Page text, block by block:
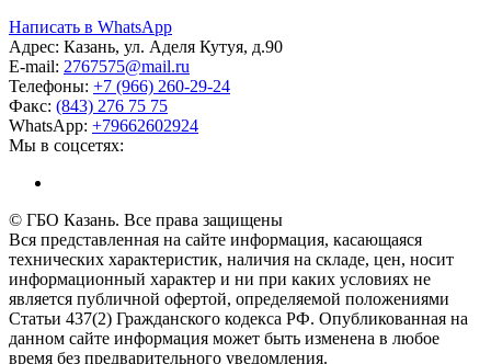
Написать в WhatsApp
Адрес: Казань, ул. Аделя Кутуя, д.90
E-mail: 2767575@mail.ru
Телефоны: +7 (966) 260-29-24
Факс: (843) 276 75 75
WhatsApp: +79662602924
Мы в соцсетях:
© ГБО Казань. Все права защищены
Вся представленная на сайте информация, касающаяся
технических характеристик, наличия на складе, цен, носит
информационный характер и ни при каких условиях не
является публичной офертой, определяемой положениями
Статьи 437(2) Гражданского кодекса РФ. Опубликованная на
данном сайте информация может быть изменена в любое
время без предварительного уведомления.